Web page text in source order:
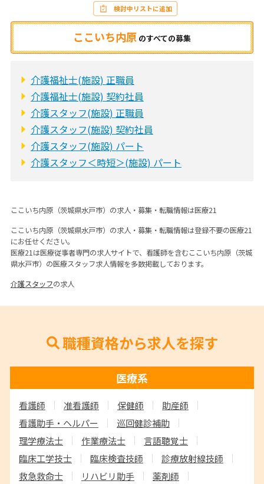
ここいち内原 のすべての募集
検討中リストに追加
介護福祉士(施設) 正職員
介護福祉士(施設) 契約社員
介護スタッフ(施設) 正職員
介護スタッフ(施設) 契約社員
介護スタッフ(施設) パート
介護スタッフ＜時短＞(施設) パート
ここいち内原（茨城県水戸市）の求人・募集・転職情報は医療21
ここいち内原（茨城県水戸市）の求人・募集・転職情報は登録不要の医療21
にお任せください。
医療21は医療従事者専門の求人サイトで、看護師を含むここいち内原（茨城
県水戸市）の医療スタッフ求人情報を多数掲載しております。
介護スタッフの求人
職種資格から求人を探す
医療系
看護師 准看護師 保健師
助産師
看護助手・ヘルパー
巡回健診補助
理学療法士
作業療法士
言語聴覚士
臨床工学技士
臨床検査技師
診療放射線技師
救急救命士
リハビリ助手
薬剤師